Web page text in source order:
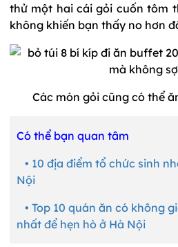
thử một hai cái gỏi cuốn tôm
không khiến bạn thấy no hơn
Các món gỏi cũng có thể
Có thể bạn quan tâm
• 10 địa điểm tổ chức sinh
Nội
• Top 10 quán ăn có không
nhất để hẹn hò ở Hà Nội